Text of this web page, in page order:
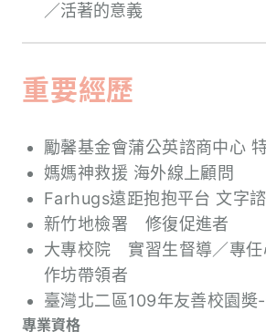
／活著的意義
重要經歷
勵馨基金會蒲公英諮商中心
媽媽神救援 海外線上顧問
Farhugs遠距抱抱平台 文字
新竹地檢署 修復促進者
大專校院 實習生督導／專任
作坊帶領者
臺灣北二區109年友善校園奬
專業資格